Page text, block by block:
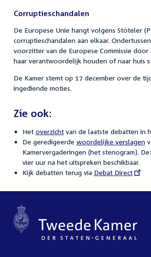
Corruptieschandalen
De Europese Unie hangt volgens Stöteler
corruptieschandalen aan elkaar.
voorzitter van de Europese Commissie door
haar verantwoordelijk houden of naar huis
De Kamer stemt op 17 december over de
ingediende moties.
Zie ook:
Het overzichtvan de laatste debatten in
De geredigeerde woordelijke verslagen
Kamervergaderingen (het stenogram).
vier uur na het uitspreken beschikbaar.
Kijk debatten terug via External
Debat Direct